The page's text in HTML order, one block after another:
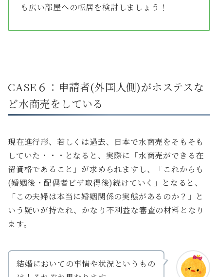
も広い部屋への転居を検討しましょう！
CASE６：申請者(外国人側)がホステスな
ど水商売をしている
現在進行形、若しくは過去、日本で水商売をそもそも
していた・・・となると、実際に「水商売ができる在
留資格であること」が求められますし、「これからも
(婚姻後・配偶者ビザ取得後)続けていく」となると、
「この夫婦は本当に婚姻関係の実態があるのか？」と
いう疑いが持たれ、かなり不利益な審査の材料となり
ます。
結婚においての事情や状況というもの